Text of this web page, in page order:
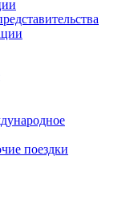
поездки